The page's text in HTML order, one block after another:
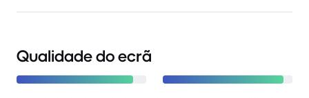
Qualidade do ecrã